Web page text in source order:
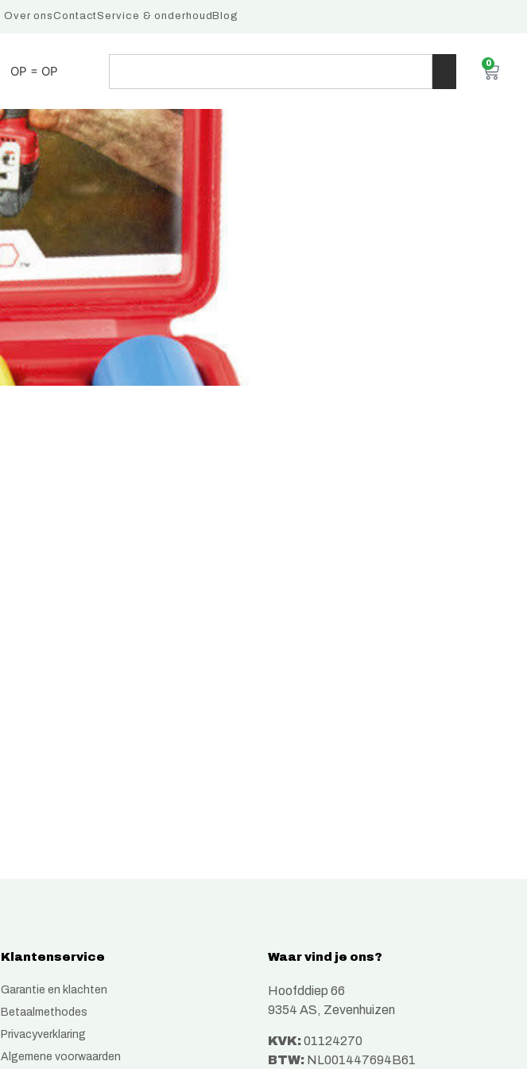
Over onsContactService & onderhoudBlog
OP = OP
0
Klantenservice
Garantie en klachten
Betaalmethodes
Privacyverklaring
Algemene voorwaarden
Waar vind je ons?
Hoofddiep 66
9354 AS, Zevenhuizen
KVK:01124270
BTW:NL001447694B61